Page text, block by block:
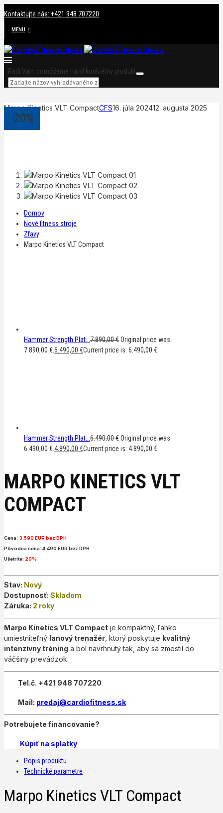
Kontaktujte nás: +421 948 707220
MENU
Radi Vám pomôžeme nájsť konkrétny produkt
Marpo Kinetics VLT CompactCFS16. júla 202412. augusta 2025
-20%
Domov
Nové fitness stroje
Zľavy
Marpo Kinetics VLT Compact
Hammer Strength Plat... 7.890,00€Original price was:
7.890,00 €.6.490,00 €Current price is: 6.490,00 €.
Hammer Strength Plat... 6.490,00€Original price was:
6.490,00 €.4.890,00 €Current price is: 4.890,00 €.
MARPO KINETICS VLT
COMPACT
Cena: 3.590 EUR bez DPH
Pôvodná cena: 4.490 EUR bez DPH
Ušetríte: 20%
Stav: Nový
Dostupnosť: Skladom
Záruka: 2 roky
Marpo Kinetics VLT Compact je kompaktný, ľahko
umiestniteľný lanový trenažér , ktorý poskytuje kvalitný
intenzívny tréning a bol navrhnutý tak, aby sa zmestil do
väčšiny prevádzok.
Tel.č. +421 948 707220
Mail: predaj@cardiofitness.sk
Potrebujete financovanie?
Kúpiť na splatky
Popis produktu
Technické parametre
Marpo Kinetics VLT Compact